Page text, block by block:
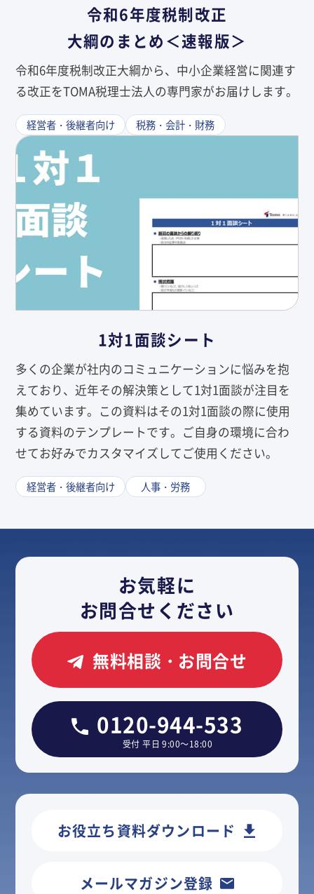
令和6年度税制改正
大綱のまとめ＜速報版＞
令和6年度税制改正大綱から、中小企業経営に関連す
る改正をTOMA税理士法人の専門家がお届けします。
経営者・後継者向け 税務・会計・財務
1対1面談シート
多くの企業が社内のコミュニケーションに悩みを抱
えており、近年その解決策として1対1面談が注目を
集めています。この資料はその1対1面談の際に使用
する資料のテンプレートです。ご自身の環境に合わ
せてお好みでカスタマイズしてご使用ください。
経営者・後継者向け 人事・労務
お気軽に
お問合せください
無料相談・お問合せ
0120-944-533
受付 平日 9:00～18:00
お役立ち資料ダウンロード
メールマガジン登録